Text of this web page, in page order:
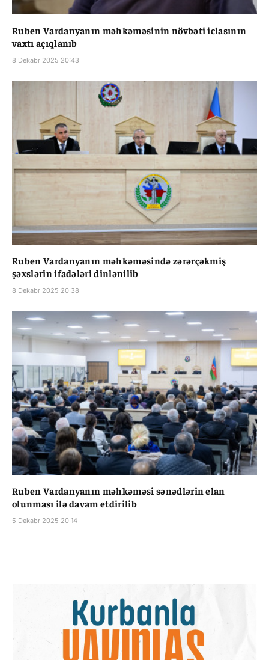
Ruben Vardanyanın məhkəməsinin növbəti iclasının
vaxtı açıqlanıb
8 Dekabr 2025 20:43
Ruben Vardanyanın məhkəməsində zərərçəkmiş
şəxslərin ifadələri dinlənilib
8 Dekabr 2025 20:38
Ruben Vardanyanın məhkəməsi sənədlərin elan
olunması ilə davam etdirilib
5 Dekabr 2025 20:14